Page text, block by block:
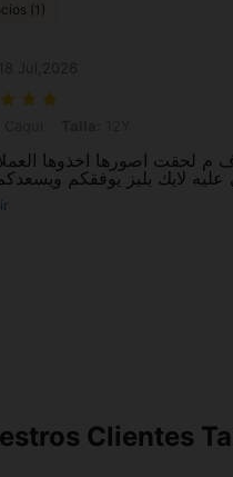
(1)
كل حاجات شي آن تجنن لي 4 سنين عليه ف م لحقت اصورها اخذوها
Clientes